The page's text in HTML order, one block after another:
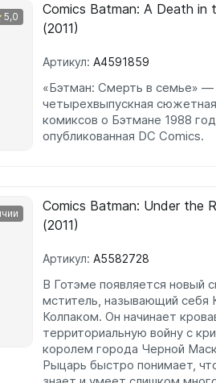
5,0
Comics Batman: A Death in
(2011)
Артикул: A4591859
«Бэтман: Смерть в семье» —
четырехвыпускная
комиксов о Бэтмане 1988
опубликованная DC Comics.
Comics Batman: Under the
(2011)
Артикул: A5582728
В Готэме появляется новый
мститель, называющий себя
Колпаком. Он начинает
территориальную войну с
королем города Черной
Рыцарь быстро понимает,